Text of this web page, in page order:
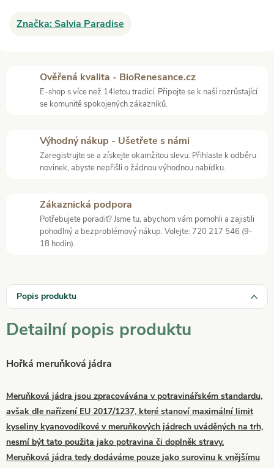
Značka:Salvia Paradise
Ověřená kvalita - BioRenesance.cz
E-shop s více než 14letou tradicí. Připojte se k naší rozrůstající
se komunitě spokojených zákazníků.
Výhodný nákup - Ušetřete s námi
Zaregistrujte se a získejte okamžitou slevu. Přihlaste k odběru
novinek, abyste nepřišli o žádnou výhodnou nabídku.
Zákaznická podpora
Potřebujete poradit? Jsme tu, abychom vám pomohli a zajistili
pohodlný a bezproblémový nákup. Volejte: 720 217 546 (9-
18 hodin).
Popis produktu
Detailní popis produktu
Hořká meruňková jádra
Meruňková jádra jsou zpracovávána v potravinářském standardu,
avšak dle nařízení EU 2017/1237, které stanoví maximální limit
kyseliny kyanovodíkové v meruňkových jádrech uváděných na trh,
nesmí být tato použita jako potravina či doplněk stravy.
Meruňková jádra tedy dodáváme pouze jako surovinu k vnějšímu